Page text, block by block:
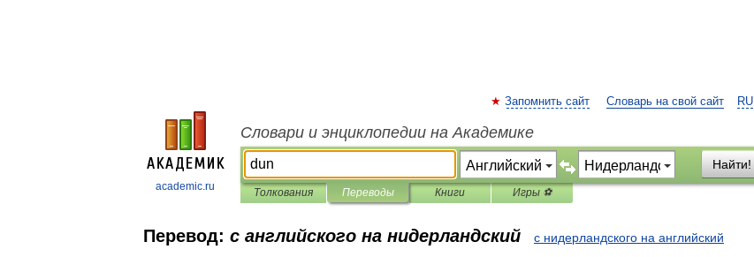
academic.ru
RU
Запомнить сайт Словарь на свой сайт
Словари и энциклопедии на Академике
Найти!
Толкования Переводы Книги Игры ⚽
Перевод: с английского на нидерландский с нидерландского на английский